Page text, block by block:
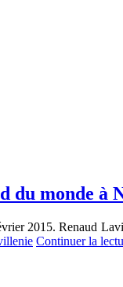
du monde à
2015. Renaud
Continuer la